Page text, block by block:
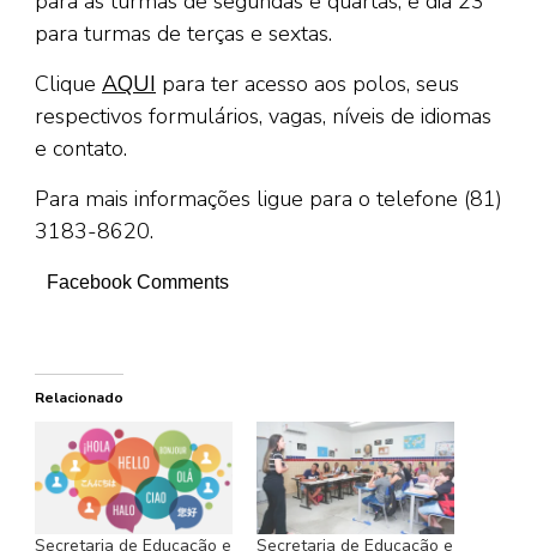
para turmas de terças e sextas.
Clique AQUI para ter acesso aos polos, seus
respectivos formulários, vagas, níveis de idiomas
e contato.
Para mais informações ligue para o telefone (81)
3183-8620.
Facebook Comments
Relacionado
Secretaria de Educação e Secretaria de Educação e